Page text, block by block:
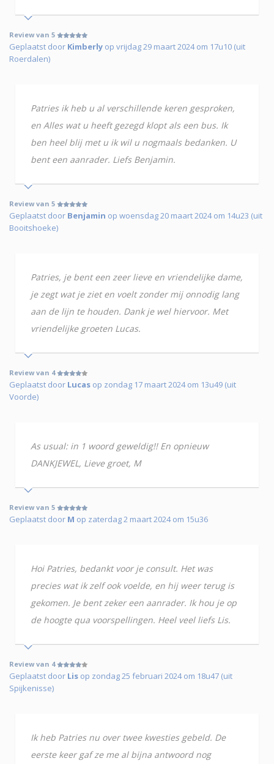
Review van 5
Geplaatst door Kimberly op vrijdag 29 maart 2024 om 17u10 (uit
Roerdalen)
Patries ik heb u al verschillende keren gesproken,
en Alles wat u heeft gezegd klopt als een bus. Ik
ben heel blij met u ik wil u nogmaals bedanken. U
bent een aanrader. Liefs Benjamin.
Review van 5
Geplaatst door Benjamin op woensdag 20 maart 2024 om 14u23 (uit
Booitshoeke)
Patries, je bent een zeer lieve en vriendelijke dame,
je zegt wat je ziet en voelt zonder mij onnodig lang
aan de lijn te houden. Dank je wel hiervoor. Met
vriendelijke groeten Lucas.
Review van 4
Geplaatst door Lucas op zondag 17 maart 2024 om 13u49 (uit
Voorde)
As usual: in 1 woord geweldig!! En opnieuw
DANKJEWEL, Lieve groet, M
Review van 5
Geplaatst door M op zaterdag 2 maart 2024 om 15u36
Hoi Patries, bedankt voor je consult. Het was
precies wat ik zelf ook voelde, en hij weer terug is
gekomen. Je bent zeker een aanrader. Ik hou je op
de hoogte qua voorspellingen. Heel veel liefs Lis.
Review van 4
Geplaatst door Lis op zondag 25 februari 2024 om 18u47 (uit
Spijkenisse)
Ik heb Patries nu over twee kwesties gebeld. De
eerste keer gaf ze me al bijna antwoord nog